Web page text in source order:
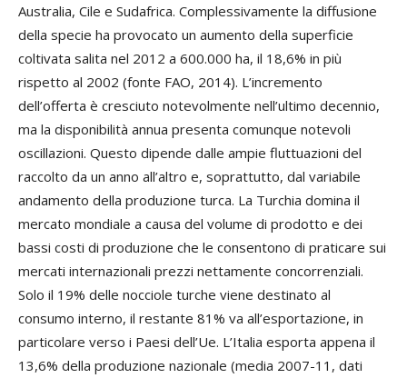
Australia, Cile e Sudafrica. Complessivamente la diffusione
della specie ha provocato un aumento della superficie
coltivata salita nel 2012 a 600.000 ha, il 18,6% in più
rispetto al 2002 (fonte FAO, 2014). L’incremento
dell’offerta è cresciuto notevolmente nell’ultimo decennio,
ma la disponibilità annua presenta comunque notevoli
oscillazioni. Questo dipende dalle ampie fluttuazioni del
raccolto da un anno all’altro e, soprattutto, dal variabile
andamento della produzione turca. La Turchia domina il
mercato mondiale a causa del volume di prodotto e dei
bassi costi di produzione che le consentono di praticare sui
mercati internazionali prezzi nettamente concorrenziali.
Solo il 19% delle nocciole turche viene destinato al
consumo interno, il restante 81% va all’esportazione, in
particolare verso i Paesi dell’Ue. L’Italia esporta appena il
13,6% della produzione nazionale (media 2007-11, dati